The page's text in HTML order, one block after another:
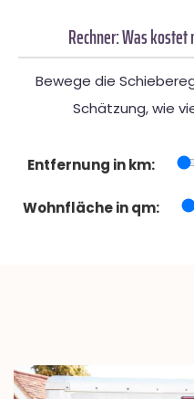
Rechner: Was
Bewege die
Schätzung, wie
Entfernung in km:
Wohnfläche in qm: